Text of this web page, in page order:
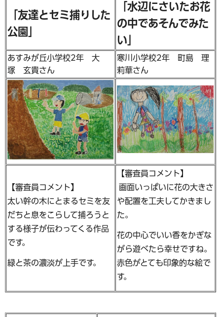
「友達とセミ捕りした
公園」
「水辺にさいたお花
の中であそんでみた
い」
あすみが丘小学校2年 大
塚 玄貴さん
寒川小学校2年 町島 理
莉華さん
【審査員コメント】
太い幹の木にとまるセミを友
だちと息をこらして捕ろうと
する様子が伝わってくる作品
です。
緑と茶の濃淡が上手です。
【審査員コメント】
画面いっぱいに花の大きさ
や配置を工夫してかきまし
た。
花の中心でいい香をかぎな
がら遊べたら幸せですね。
赤色がとても印象的な絵で
す。